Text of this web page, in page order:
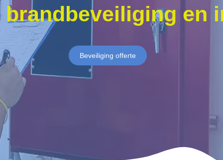
brandbeveiliging en
Beveiliging offerte